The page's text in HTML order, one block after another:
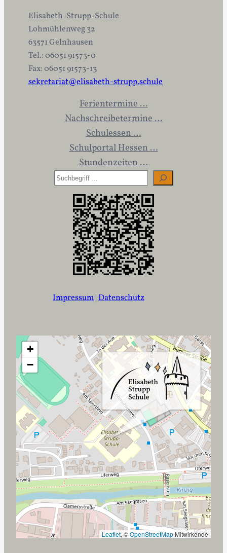
Elisabeth-Strupp-Schule
Lohmühlenweg 32
63571 Gelnhausen
Tel.: 06051 91573-0
Fax: 06051 91573-13
sekretariat@elisabeth-strupp.schule
Ferientermine …
Nachschreibetermine …
Schulessen …
Schulportal Hessen …
Stundenzeiten …
S
u
Impressum|Datenschutz
+
−
Leaflet, ©OpenStreetMapMitwirkende